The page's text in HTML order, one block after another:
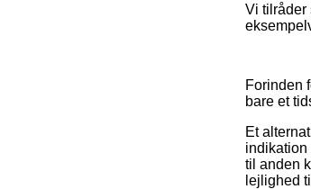
Vi tilråder
Forinden
bare et
Et
indikation
til anden
lejlighed